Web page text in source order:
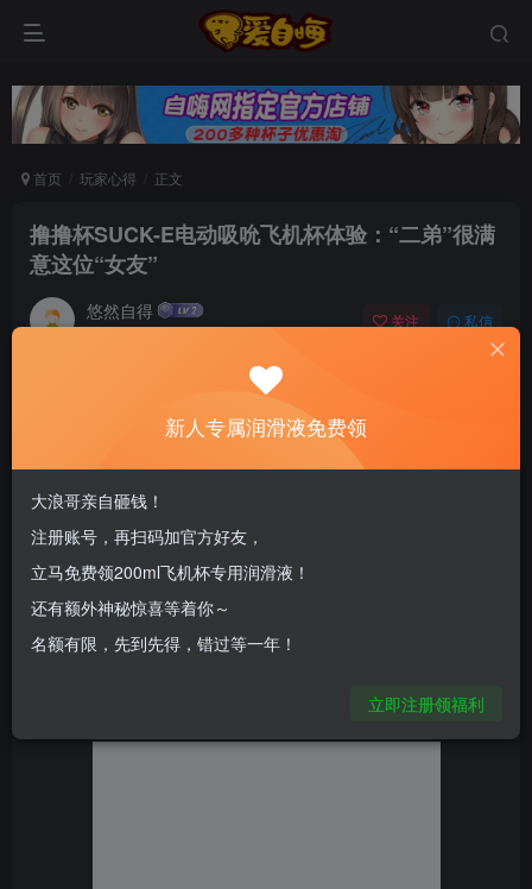
首页 玩家心得 正文
撸撸杯SUCK-E电动吸吮飞机杯体验：“二弟”很满
意这位“女友”
悠然自得
6个月前发布
关注 私信
新老司机速来！注册自嗨网+扫码加好友，即
送200ml润滑液→
对于飞机杯，每个人都有自己的看法。有些人用它来解决生
理需求，也有些人用它来锻炼，以此提升XX时长。市面上的
飞机杯产品有很多，价格不一、功能不一，体验自然也就不
一样。
新人专属润滑液免费领
大浪哥亲自砸钱！
注册账号，再扫码加官方好友，
立马免费领200ml飞机杯专用润滑液！
还有额外神秘惊喜等着你～
名额有限，先到先得，错过等一年！
立即注册领福利